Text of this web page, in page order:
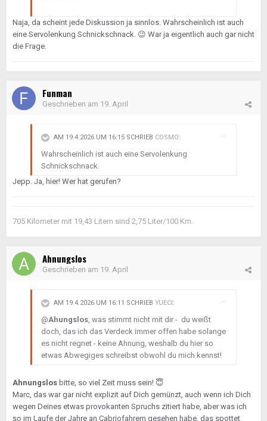
Naja, da scheint jede Diskussion ja sinnlos. Wahrscheinlich ist auch
eine Servolenkung Schnickschnack. 😉 War ja eigentlich auch gar nicht
die Frage.
Funman
Geschrieben am 19. April
AM 19.4.2026 UM 16:15 SCHRIEB COSMO:
Wahrscheinlich ist auch eine Servolenkung
Schnickschnack.
Jepp. Ja, hier! Wer hat gerufen?
705 Kilometer mit 19,43 Litern sind 2,75 Liter/100 Km.
Ahnungslos
Geschrieben am 19. April
AM 19.4.2026 UM 16:11 SCHRIEB YUECI :
@Ahungslos, was stimmt nicht mit dir - du weißt
doch, das ich das Verdeck immer offen habe solange
es nicht regnet - keine Ahnung, weshalb du hier so
etwas Abwegiges schreibst obwohl du mich kennst!
Ahnungslos bitte, so viel Zeit muss sein! 😇
Marc, das war gar nicht explizit auf Dich gemünzt, auch wenn ich Dich
wegen Deines etwas provokanten Spruchs zitiert habe, aber was ich
so im Laufe der Jahre an Cabriofahrern gesehen habe, das spottet